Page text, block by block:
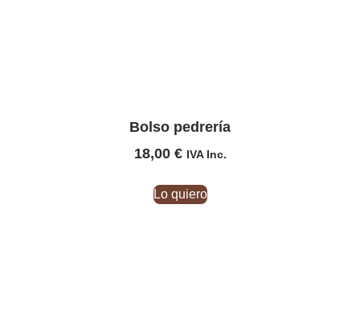
Bolso pedrería
18,00 € IVA Inc.
Lo quiero